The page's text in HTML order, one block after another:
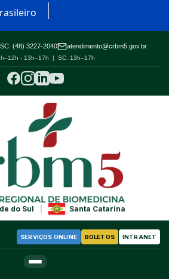
SC: (48) 3227-2040 atendimento@crbm5.gov.br
- 13h–17h | SC: 13h–17h
do Sul Santa Catarina
SERVIÇOS ONLINE BOLETOS INTRANET